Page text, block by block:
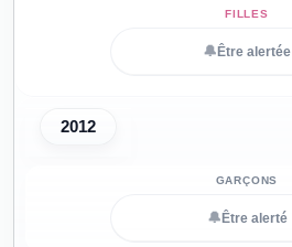
🔔 Être alertée
2012
🔔 Être alerté